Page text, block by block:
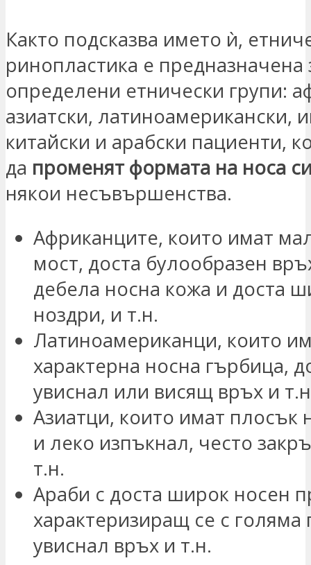
Както подсказва името ѝ,
ринопластика е предназначена
определени етнически групи:
азиатски, латиноамерикански,
китайски и арабски пациенти,
да променят формата на носа
някои несъвършенства.
Африканците, които имат
мост, доста булообразен
дебела носна кожа и доста
ноздри, и т.н.
Латиноамериканци, които
характерна носна гърбица,
увиснал или висящ връх и
Азиатци, които имат плосък
и леко изпъкнал, често
т.н.
Араби с доста широк носен
характеризиращ се с голяма
увиснал връх и т.н.